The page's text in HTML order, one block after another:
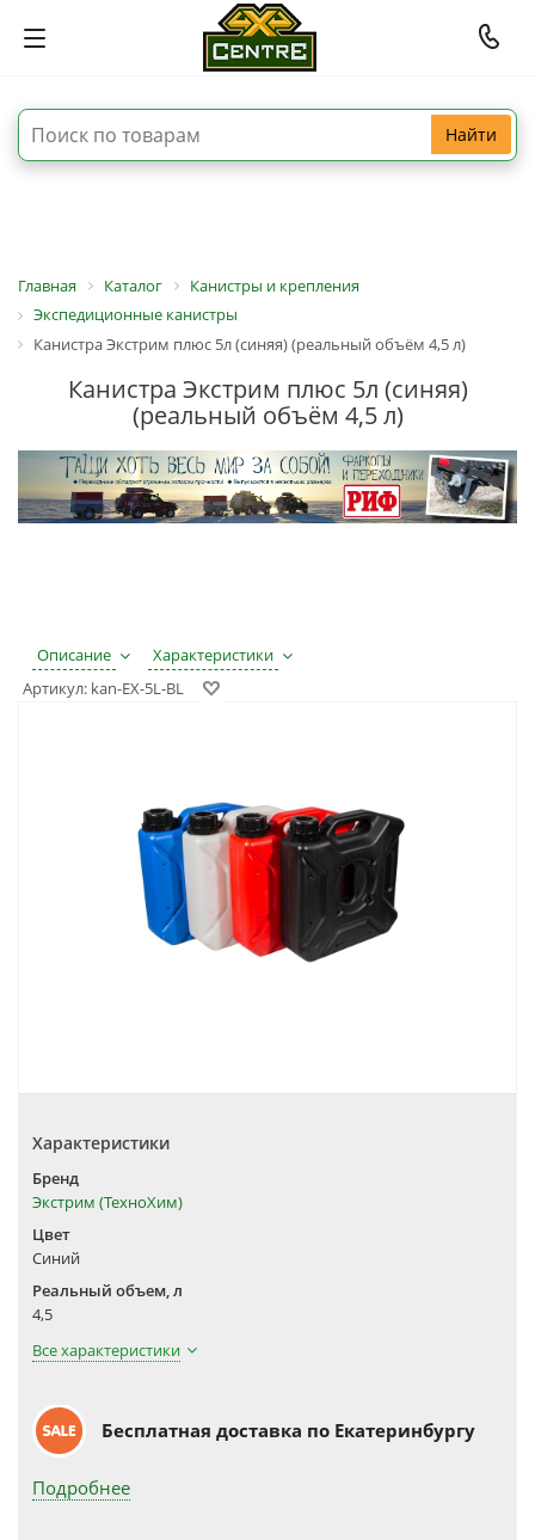
Найти
Главная Каталог
Канистры и крепления
Экспедиционные канистры
Канистра Экстрим плюс 5л (синяя) (реальный объём 4,5 л)
Канистра Экстрим плюс 5л (синяя)
(реальный объём 4,5 л)
Описание
Характеристики
Артикул: kan-EX-5L-BL
Характеристики
Бренд
Экстрим (ТехноХим)
Цвет
Синий
Реальный объем, л
4,5
Все характеристики
Бесплатная доставка по Екатеринбургу
Подробнее